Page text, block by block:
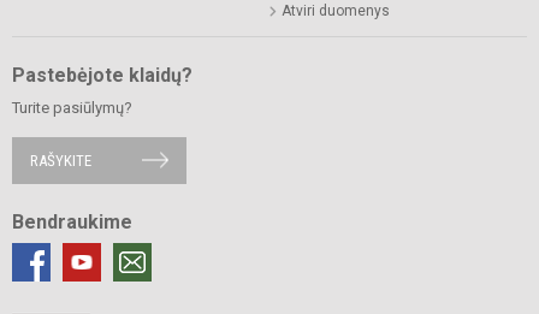
Atviri duomenys
Pastebėjote klaidų?
Turite pasiūlymų?
RAŠYKITE
Bendraukime